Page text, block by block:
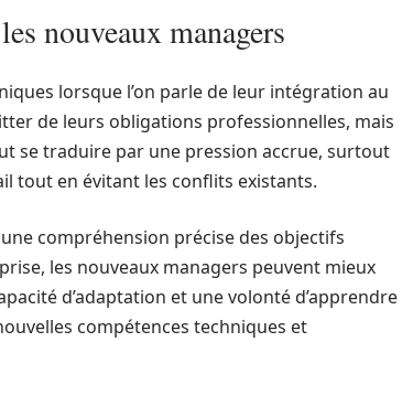
nouveaux managers
lorsque l’on parle de leur intégration au
de leurs obligations professionnelles, mais
se traduire par une pression accrue, surtout
tout en évitant les conflits existants.
compréhension précise des objectifs
les nouveaux managers peuvent mieux
d’adaptation et une volonté d’apprendre
compétences techniques et